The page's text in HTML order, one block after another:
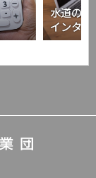
水道の使
インター